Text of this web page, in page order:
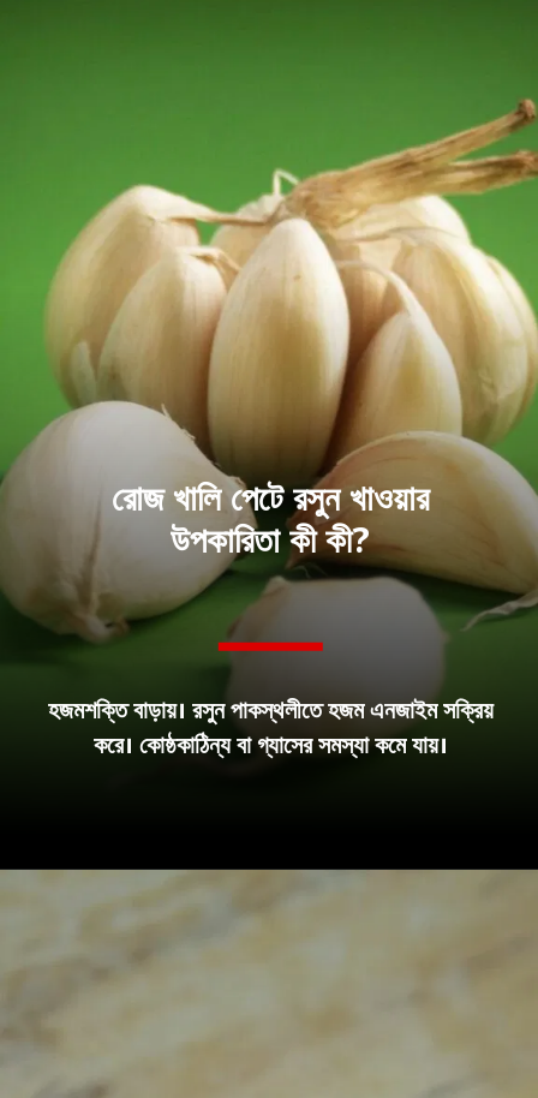
হজমশক্তি বাড়ায়। রসুন পাকস্থলীতে হজম এনজাইম সক্রিয়
রোজ খালি পেটে রসুন খাওয়ার
উপকারিতা কী কী?